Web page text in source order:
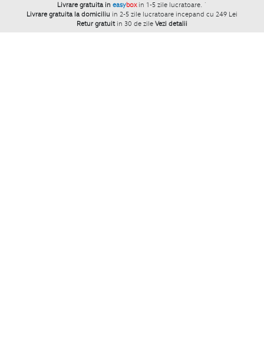
Livrare gratuita in easybox in 1-5 zile lucratoare. `
Livrare gratuita la domiciliu in 2-5 zile lucratoare incepand cu 249 Lei
Retur gratuit in 30 de zile Vezi detalii